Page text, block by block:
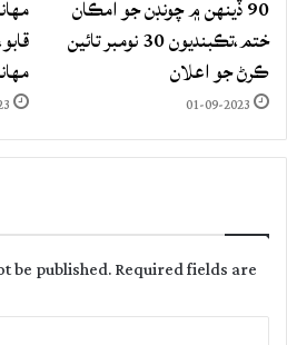
90 ڏينهن ۾ چونڊن جو امڪان
ختم،تڪبنديون 30 نومبر تائين
ڪرڻ جو اعلان
01-09-2023
be published.Required fields are